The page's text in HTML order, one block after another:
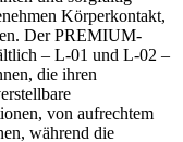
Körperkontakt,
Der PREMIUM-
– L-01 und L-02 –
die ihren
von aufrechtem
während die